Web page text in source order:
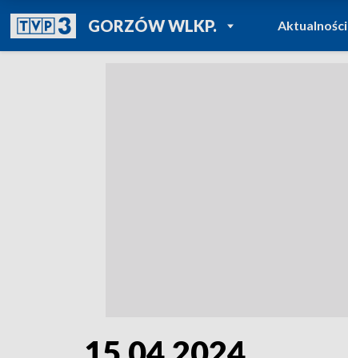
GORZÓW WLKP.POWRÓT DO
TVP REGIONY
Aktualności